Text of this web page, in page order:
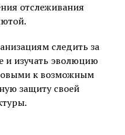
отслеживания
следить за
и изучать эволюцию
к возможным
защиту своей